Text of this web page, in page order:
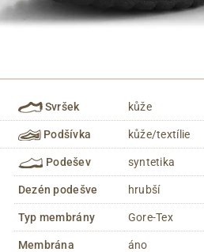
Svršek kůže
Podšívka kůže/textílie
Podešev syntetika
Dezén podešve hrubší
Typ membrány Gore-Tex
Membrána áno